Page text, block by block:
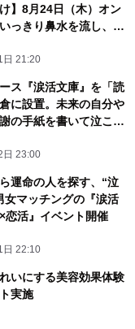
】8月24日（木）オン
っきり鼻水を流し、と
、ストレス解消＆免疫
になる健康法「涙活
日 21:20
ス『涙活文庫』を「読
に設置。未来の自分や
の手紙を書いて泣こ
日 23:00
運命の人を探す、“泣
女マッチングの『涙活
恋活』イベント開催
日 22:10
いにする美容効果体験
実施